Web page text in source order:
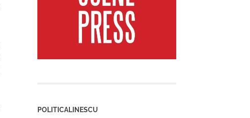
POLITICALINESCU